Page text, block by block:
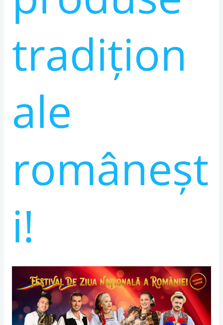
tradițion
ale
româneșt
i!